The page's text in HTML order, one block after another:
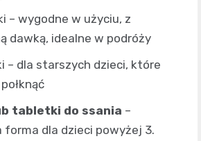
– wygodne w użyciu, z
dawką, idealne w podróży
– dla starszych dzieci, które
tabletki do ssania –
forma dla dzieci powyżej 3.